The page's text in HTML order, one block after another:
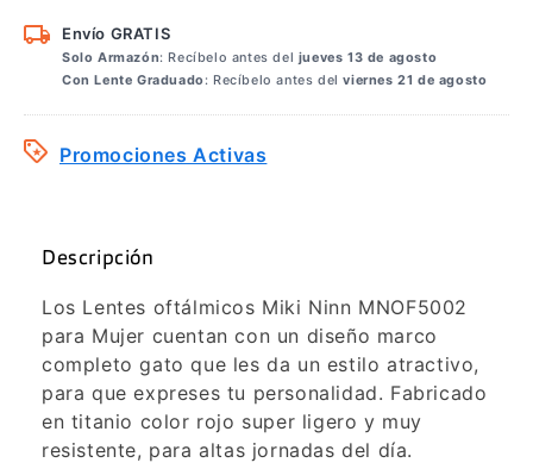
Envío GRATIS
Solo Armazón: Recíbelo antes del jueves 13 de agosto
Con Lente Graduado: Recíbelo antes delviernes 21 de agosto
Promociones Activas
Descripción
Los Lentes oftálmicos Miki Ninn MNOF5002
para Mujer cuentan con un diseño marco
completo gato que les da un estilo atractivo,
para que expreses tu personalidad. Fabricado
en titanio color rojo super ligero y muy
resistente, para altas jornadas del día.